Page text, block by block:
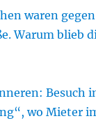
waren
Warum blieb
Besuch
wo Mieter